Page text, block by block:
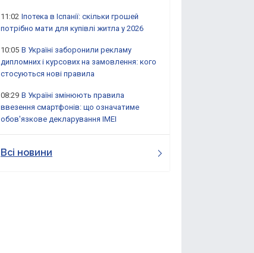
11:02 Іпотека в Іспанії: скільки грошей
потрібно мати для купівлі житла у 2026
10:05 В Україні заборонили рекламу
дипломних і курсових на замовлення: кого
стосуються нові правила
08:29 В Україні змінюють правила
ввезення смартфонів: що означатиме
обов'язкове декларування IMEI
Всі новини